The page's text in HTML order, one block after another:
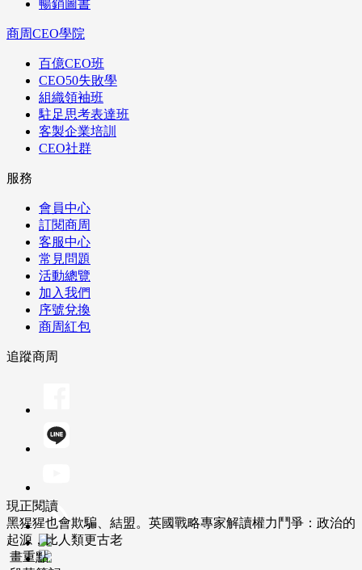
暢銷圖書
商周CEO學院
百億CEO班
CEO50失敗學
組織領袖班
駐足思考表達班
客製企業培訓
CEO社群
服務
會員中心
訂閱商周
客服中心
常見問題
活動總覽
加入我們
序號兌換
商周紅包
追蹤商周
現正閱讀
黑猩猩也會欺騙、結盟。英國戰略專家解讀權力鬥爭：政治的
起源，比人類更古老
畫重點